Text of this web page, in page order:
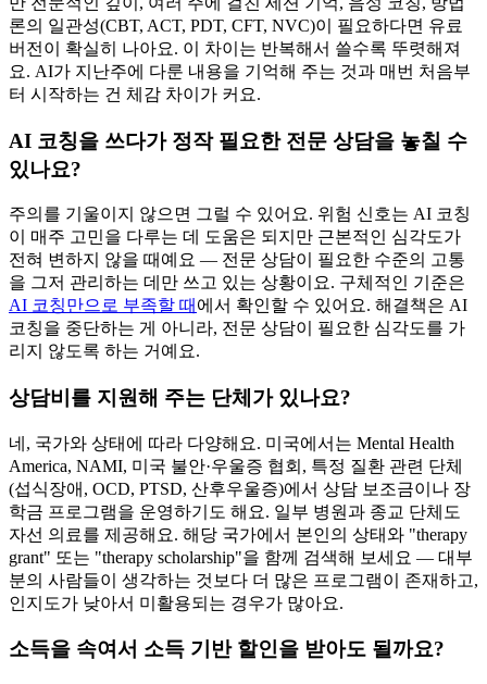
론의 일관성(CBT, ACT, PDT, CFT, NVC)이 필요하다면 유료
버전이 확실히 나아요. 이 차이는 반복해서 쓸수록 뚜렷해져
요. AI가 지난주에 다룬 내용을 기억해 주는 것과 매번 처음부
터 시작하는 건 체감 차이가 커요.
AI 코칭을 쓰다가 정작 필요한 전문 상담을 놓칠 수
있나요?
주의를 기울이지 않으면 그럴 수 있어요. 위험 신호는 AI 코칭
이 매주 고민을 다루는 데 도움은 되지만 근본적인 심각도가
전혀 변하지 않을 때예요 — 전문 상담이 필요한 수준의 고통
을 그저 관리하는 데만 쓰고 있는 상황이요. 구체적인 기준은
AI 코칭만으로 부족할 때 에서 확인할 수 있어요. 해결책은 AI
코칭을 중단하는 게 아니라, 전문 상담이 필요한 심각도를 가
리지 않도록 하는 거예요.
상담비를 지원해 주는 단체가 있나요?
네, 국가와 상태에 따라 다양해요. 미국에서는 Mental Health
America, NAMI, 미국 불안·우울증 협회, 특정 질환 관련 단체
(섭식장애, OCD, PTSD, 산후우울증)에서 상담 보조금이나 장
학금 프로그램을 운영하기도 해요. 일부 병원과 종교 단체도
자선 의료를 제공해요. 해당 국가에서 본인의 상태와 "therapy
grant" 또는 "therapy scholarship"을 함께 검색해 보세요 — 대부
분의 사람들이 생각하는 것보다 더 많은 프로그램이 존재하고,
인지도가 낮아서 미활용되는 경우가 많아요.
소득을 속여서 소득 기반 할인을 받아도 될까요?